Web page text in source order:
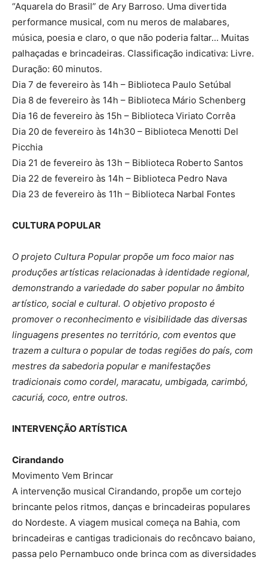
“Aquarela do Brasil” de Ary Barroso. Uma divertida
performance musical, com nu meros de malabares,
música, poesia e claro, o que não poderia faltar… Muitas
palhaçadas e brincadeiras. Classificação indicativa: Livre.
Duração: 60 minutos.
Dia 7 de fevereiro às 14h – Biblioteca Paulo Setúbal
Dia 8 de fevereiro às 14h – Biblioteca Mário Schenberg
Dia 16 de fevereiro às 15h – Biblioteca Viriato Corrêa
Dia 20 de fevereiro às 14h30 – Biblioteca Menotti Del
Picchia
Dia 21 de fevereiro às 13h – Biblioteca Roberto Santos
Dia 22 de fevereiro às 14h – Biblioteca Pedro Nava
Dia 23 de fevereiro às 11h – Biblioteca Narbal Fontes
CULTURA POPULAR
O projeto Cultura Popular propõe um foco maior nas
produções artísticas relacionadas à identidade regional,
demonstrando a variedade do saber popular no âmbito
artístico, social e cultural. O objetivo proposto é
promover o reconhecimento e visibilidade das diversas
linguagens presentes no território, com eventos que
trazem a cultura o popular de todas regiões do país, com
mestres da sabedoria popular e manifestações
tradicionais como cordel, maracatu, umbigada, carimbó,
cacuriá, coco, entre outros.
INTERVENÇÃO ARTÍSTICA
Cirandando
Movimento Vem Brincar
A intervenção musical Cirandando, propõe um cortejo
brincante pelos ritmos, danças e brincadeiras populares
do Nordeste. A viagem musical começa na Bahia, com
brincadeiras e cantigas tradicionais do recôncavo baiano,
passa pelo Pernambuco onde brinca com as diversidades